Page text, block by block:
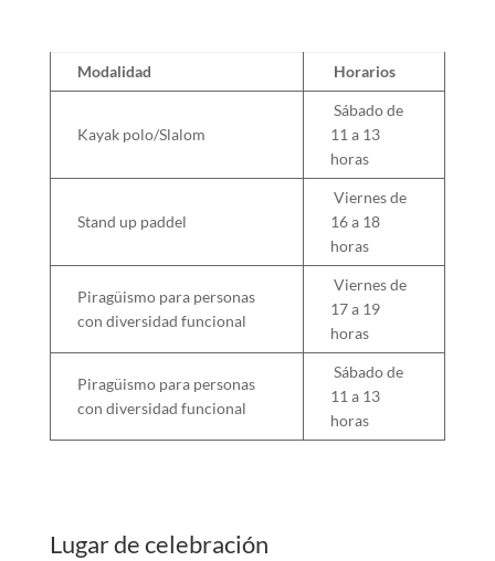
Modalidad Horarios
Kayak polo/Slalom
Sábado de
11 a 13
horas
Stand up paddel
Viernes de
16 a 18
horas
Piragüismo para personas
con diversidad funcional
Viernes de
17 a 19
horas
Piragüismo para personas
con diversidad funcional
Sábado de
11 a 13
horas
Lugar de celebración